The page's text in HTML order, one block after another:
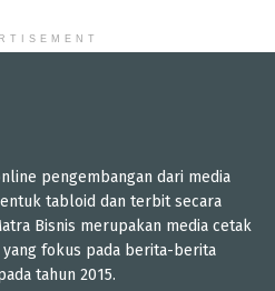
pengembangan dari media
tabloid dan terbit secara
Bisnis merupakan media cetak
fokus pada berita-berita
tahun 2015.